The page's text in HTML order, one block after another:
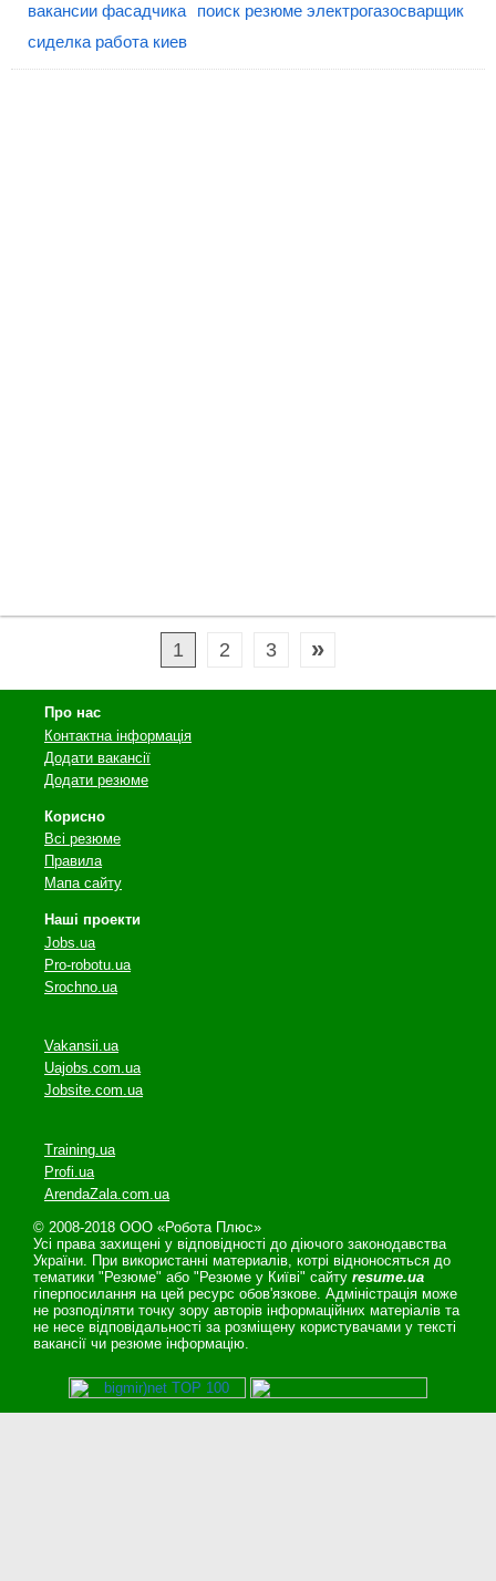
вакансии фасадчика
поиск резюме электрогазосварщик
сиделка работа киев
1 2 3 »
Про нас
Контактна інформація
Додати вакансії
Додати резюме
Корисно
Всі резюме
Правила
Мапа сайту
Наші проекти
Jobs.ua
Pro-robotu.ua
Srochno.ua
Vakansii.ua
Uajobs.com.ua
Jobsite.com.ua
Training.ua
Profi.ua
ArendaZala.com.ua
© 2008-2018 ООО «Робота Плюс»
Усі права захищені у відповідності до діючого законодавства
України. При використанні материалів, котрі відноносяться до
тематики "Резюме" або "Резюме у Київі" сайту resume.ua
гіперпосилання на цей ресурс обов'язкове. Адміністрація може
не розподіляти точку зору авторів інформаційних матеріалів та
не несе відповідальності за розміщену користувачами у тексті
вакансії чи резюме інформацію.